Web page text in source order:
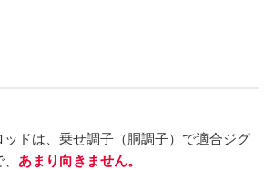
ドは、乗せ調子（胴調子）で適合ジグ
あまり向きません。